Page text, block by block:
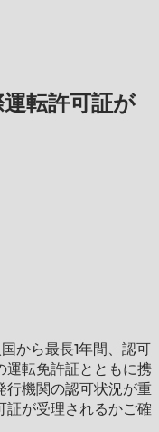
転許可証が
から最長1年間、認可
運転免許証とともに携
行機関の認可状況が重
証が受理されるかご確